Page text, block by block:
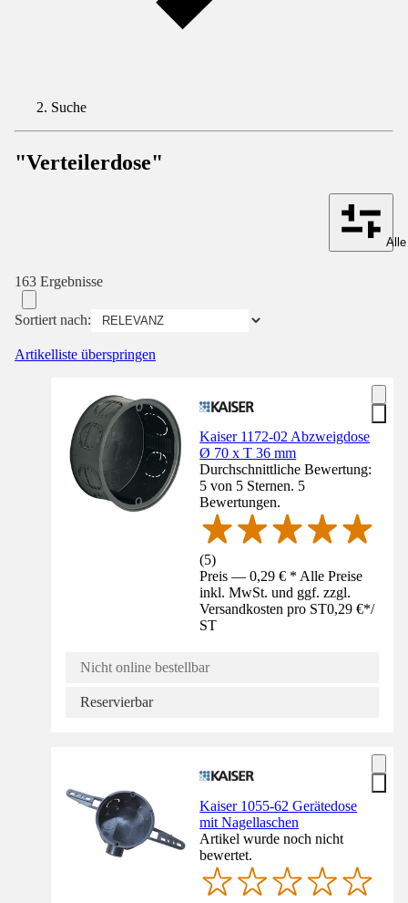
Suche
"Verteilerdose"
163 Ergebnisse
Sortiert nach:
Artikelliste überspringen
Kaiser 1172-02 Abzweigdose
Ø 70 x T 36 mm
Durchschnittliche Bewertung:
5 von 5 Sternen. 5
Bewertungen.
(5)
Preis — 0,29 € * Alle Preise
inkl. MwSt. und ggf. zzgl.
Versandkosten pro ST0,29 €*/
ST
Nicht online bestellbar
Reservierbar
Kaiser 1055-62 Gerätedose
mit Nagellaschen
Artikel wurde noch nicht
bewertet.